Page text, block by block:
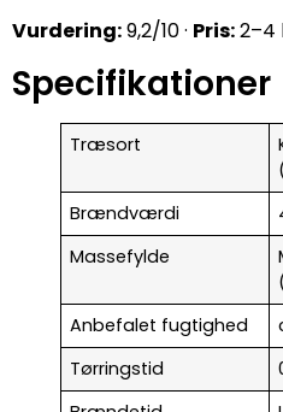
Vurdering:9,2/10 · Pris:2–4
Specifikationer
Træsort
Brændværdi
Massefylde
Anbefalet fugtighed
Tørringstid